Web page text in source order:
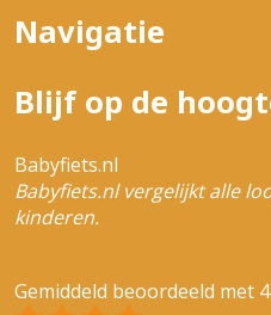
Navigatie
Blijf op de
Babyfiets.nl
Babyfiets.nl vergelijkt alle
kinderen.
Gemiddeld beoordeeld met